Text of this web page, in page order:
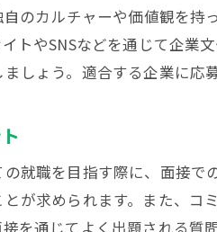
のカルチャーや価値観を
トやSNSなどを通じて企業
しょう。適合する企業に応
就職を目指す際に、面接
が求められます。また、
を通じてよく出題される質